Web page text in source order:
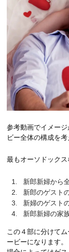
参考動画でイメー
ビー全体の構成を考
最もオーソドックス
新郎新婦から
新郎のゲスト
新婦のゲスト
新郎新婦の家
この４部に分けて
ービーになります。